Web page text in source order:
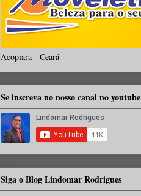
Acopiara - Ceará
Se inscreva no nosso canal no youtube
Siga o Blog Lindomar Rodrigues